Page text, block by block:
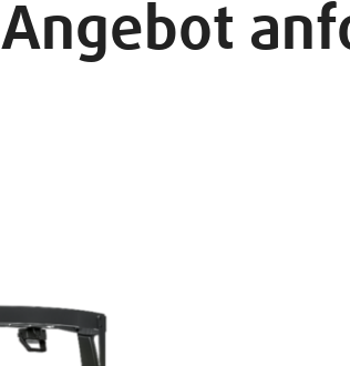
Angebot